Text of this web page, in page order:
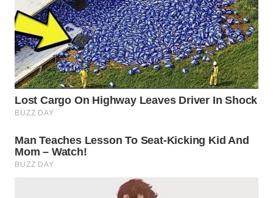
WN
BINJAI
WN
CIREBON
WN
INDRAMAYU
WN
KUNINGAN